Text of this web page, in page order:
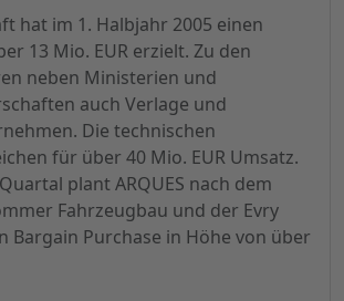
hat im 1. Halbjahr 2005 einen
13 Mio. EUR erzielt. Zu den
neben Ministerien und
auch Verlage und
Die technischen
für über 40 Mio. EUR Umsatz.
plant ARQUES nach dem
Fahrzeugbau und der Evry
Bargain Purchase in Höhe von über